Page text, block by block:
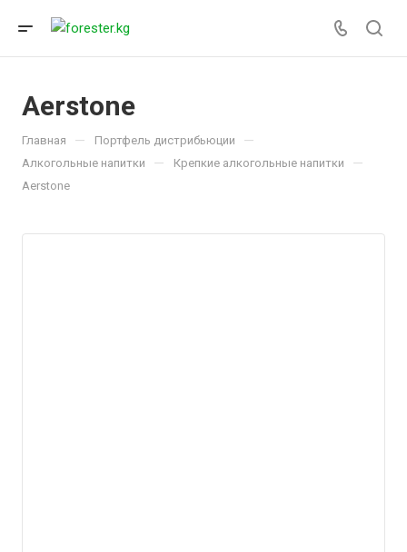
Aerstone
Главная — Портфель дистрибьюции —
Алкогольные напитки — Крепкие алкогольные напитки —
Aerstone